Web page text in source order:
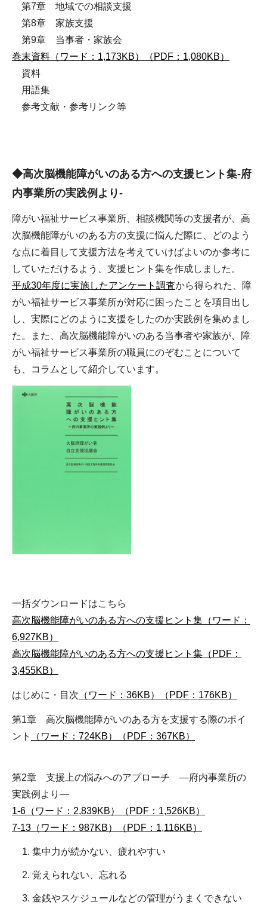
第7章 地域での相談支援
第8章 家族支援
第9章 当事者・家族会
巻末資料（ワード：1,173KB）
（PDF：1,080KB）
資料
用語集
参考文献・参考リンク等
◆高次脳機能障がいのある方への支援ヒント集-府
内事業所の実践例より-
障がい福祉サービス事業所、相談機関等の支援者が、高
次脳機能障がいのある方の支援に悩んだ際に、どのよう
な点に着目して支援方法を考えていけばよいのか参考に
していただけるよう、支援ヒント集を作成しました。
平成30年度に実施したアンケート調査から得られた、障
がい福祉サービス事業所が対応に困ったことを項目出し
し、実際にどのように支援をしたのか実践例を集めまし
た。また、高次脳機能障がいのある当事者や家族が、障
がい福祉サービス事業所の職員にのぞむことについて
も、コラムとして紹介しています。
一括ダウンロードはこちら
高次脳機能障がいのある方への支援ヒント集（ワード：
6,927KB）
高次脳機能障がいのある方への支援ヒント集（PDF：
3,455KB）
はじめに・目次 （ワード：36KB） （PDF：176KB）
第1章 高次脳機能障がいのある方を支援する際のポイ
ント
（ワード：724KB） （PDF：367KB）
第2章 支援上の悩みへのアプローチ ―府内事業所の
実践例より―
1-6（ワード：2,839KB）
（PDF：1,526KB）
7-13（ワード：987KB）
（PDF：1,116KB）
集中力が続かない、疲れやすい
覚えられない、忘れる
金銭やスケジュールなどの管理がうまくできない